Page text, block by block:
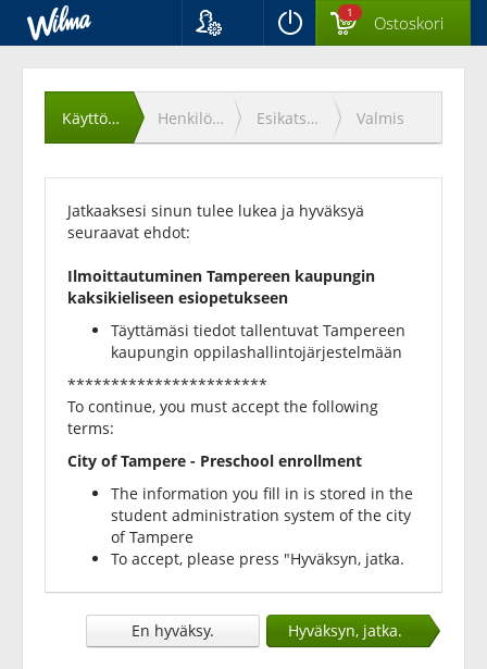
Svenska
English
1 Ostoskori
Käyttöehtojen
hyväksyminen
Käyttöehdot Henkilötiedot Esikatselu Valmis
Jatkaaksesi sinun tulee lukea ja hyväksyä
seuraavat ehdot:
Ilmoittautuminen Tampereen kaupungin
kaksikieliseen esiopetukseen
Täyttämäsi tiedot tallentuvat Tampereen
kaupungin oppilashallintojärjestelmään
***********************
To continue, you must accept the following
terms:
City of Tampere - Preschool enrollment
The information you fill in is stored in the
student administration system of the city
of Tampere
To accept, please press "Hyväksyn, jatka.
En hyväksy. Hyväksyn, jatka.